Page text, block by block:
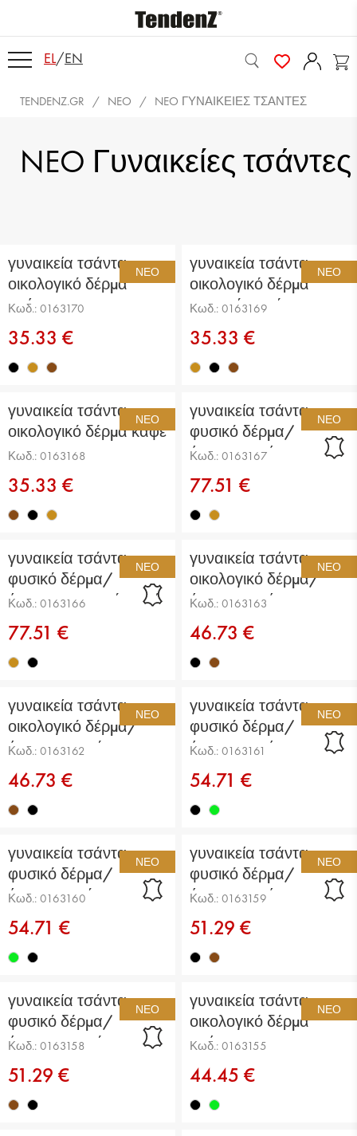
EL/EN
TENDENZ.GR NEO NEO ΓΥΝΑΙΚΕΊΕΣ ΤΣΆΝΤΕΣ
NEO Γυναικείες τσάντες
ΝΈΟ
γυναικεία τσάντα
οικολογικό δέρμα
μαύρη
Κωδ.: 0163170
35.33 €
ΝΈΟ
γυναικεία τσάντα
οικολογικό δέρμα
ανοιχτό καφέ
Κωδ.: 0163169
35.33 €
ΝΈΟ
γυναικεία τσάντα
οικολογικό δέρμα καφέ
Κωδ.: 0163168
35.33 €
ΝΈΟ
γυναικεία τσάντα
φυσικό δέρμα/
ύφασμα μαύρη
Κωδ.: 0163167
77.51 €
ΝΈΟ
γυναικεία τσάντα
φυσικό δέρμα/
ύφασμα ανοιχτό καφέ
Κωδ.: 0163166
77.51 €
ΝΈΟ
γυναικεία τσάντα
οικολογικό δέρμα/
ύφασμα μαύρη
Κωδ.: 0163163
46.73 €
ΝΈΟ
γυναικεία τσάντα
οικολογικό δέρμα/
ύφασμα καφέ
Κωδ.: 0163162
46.73 €
ΝΈΟ
γυναικεία τσάντα
φυσικό δέρμα/
ύφασμα μαύρη
Κωδ.: 0163161
54.71 €
ΝΈΟ
γυναικεία τσάντα
φυσικό δέρμα/
ύφασμα πράσινη
Κωδ.: 0163160
54.71 €
ΝΈΟ
γυναικεία τσάντα
φυσικό δέρμα/
ύφασμα μαύρη
Κωδ.: 0163159
51.29 €
ΝΈΟ
γυναικεία τσάντα
φυσικό δέρμα/
ύφασμα καφέ
Κωδ.: 0163158
51.29 €
ΝΈΟ
γυναικεία τσάντα
οικολογικό δέρμα
μαύρη
Κωδ.: 0163155
44.45 €